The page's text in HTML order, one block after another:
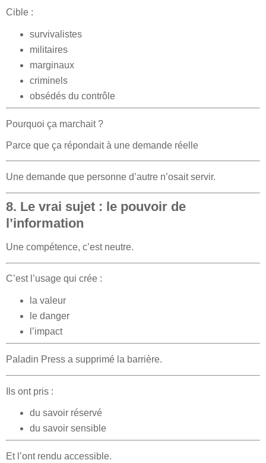
Cible :
survivalistes
militaires
marginaux
criminels
obsédés du contrôle
Pourquoi ça marchait ?
Parce que ça répondait à une demande réelle
Une demande que personne d’autre n’osait servir.
8. Le vrai sujet : le pouvoir de
l’information
Une compétence, c’est neutre.
C’est l’usage qui crée :
la valeur
le danger
l’impact
Paladin Press a supprimé la barrière.
Ils ont pris :
du savoir réservé
du savoir sensible
Et l’ont rendu accessible.